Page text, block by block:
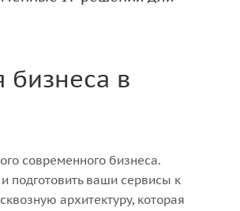
в
современного бизнеса.
подготовить ваши сервисы к
архитектуру, которая